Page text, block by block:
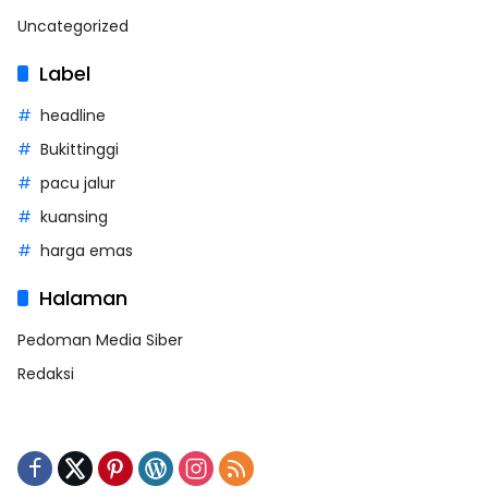
Uncategorized
Label
headline
Bukittinggi
pacu jalur
kuansing
harga emas
Halaman
Pedoman Media Siber
Redaksi